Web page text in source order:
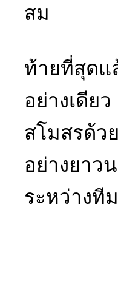
สม
ท้ายที่สุดแ
อย่างเดีย
สโมสรด้ว
อย่างยาว
ระหว่างที